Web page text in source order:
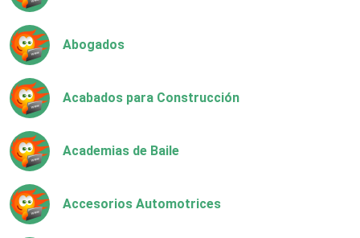
Abogados
Acabados para Construcción
Academias de Baile
Accesorios Automotrices